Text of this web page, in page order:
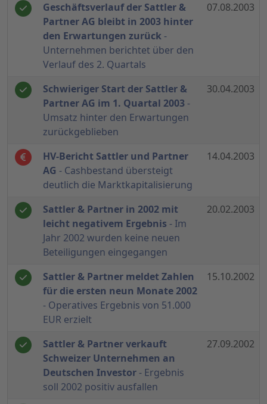
Geschäftsverlauf der Sattler &
Partner AG bleibt in 2003 hinter
den Erwartungen zurück-
Unternehmen berichtet über den
Verlauf des 2. Quartals
07.08.2003
Schwieriger Start der Sattler &
Partner AG im 1. Quartal 2003 -
Umsatz hinter den Erwartungen
zurückgeblieben
30.04.2003
HV-Bericht Sattler und Partner
AG - Cashbestand übersteigt
deutlich die Marktkapitalisierung
14.04.2003
Sattler & Partner in 2002 mit
leicht negativem Ergebnis - Im
Jahr 2002 wurden keine neuen
Beteiligungen eingegangen
20.02.2003
Sattler & Partner meldet Zahlen
für die ersten neun Monate 2002
- Operatives Ergebnis von 51.000
EUR erzielt
15.10.2002
Sattler & Partner verkauft
Schweizer Unternehmen an
Deutschen Investor - Ergebnis
soll 2002 positiv ausfallen
27.09.2002